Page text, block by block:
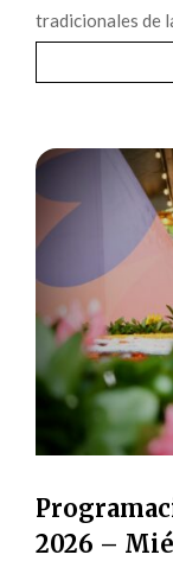
tradicionales de
2026 –